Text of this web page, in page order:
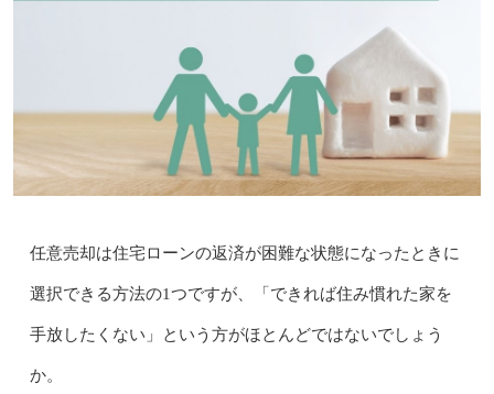
任意売却は住宅ローンの返済が困難な状態になったときに
選択できる方法の1つですが、「できれば住み慣れた家を
手放したくない」という方がほとんどではないでしょう
か。